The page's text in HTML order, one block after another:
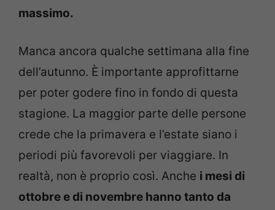
massimo.
Manca ancora qualche settimana alla fine
dell’autunno. È importante approfittarne
per poter godere fino in fondo di questa
stagione. La maggior parte delle persone
crede che la primavera e l’estate siano i
periodi più favorevoli per viaggiare. In
realtà, non è proprio così. Anche i mesi di
ottobre e di novembre hanno tanto da